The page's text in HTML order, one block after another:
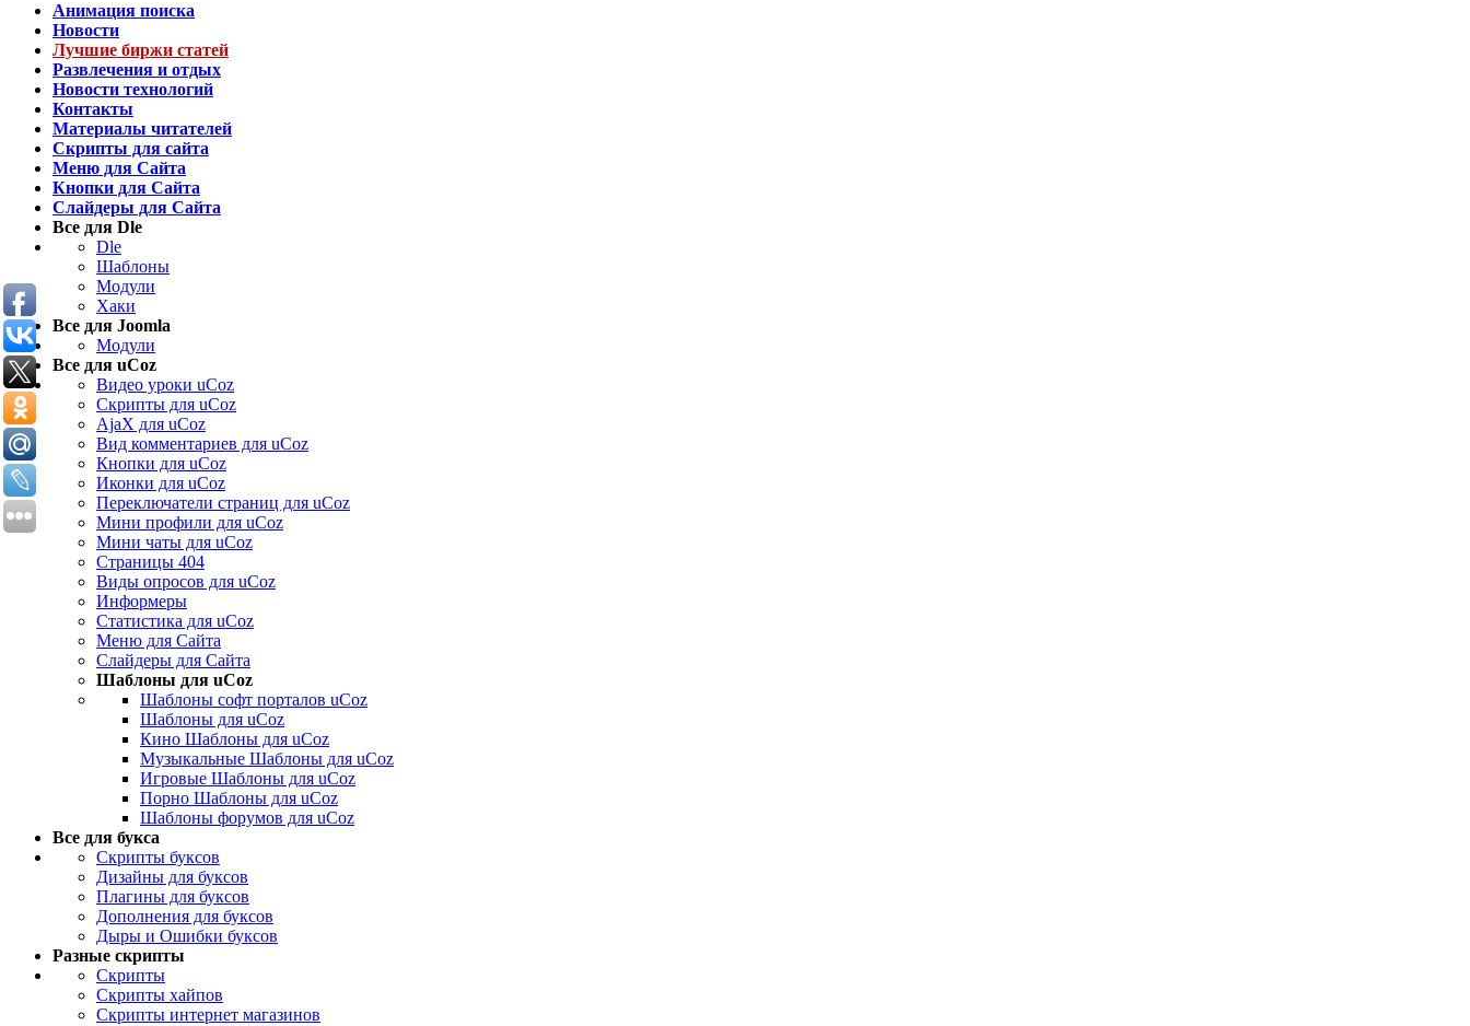
Анимация поиска
Новости
Лучшие биржи статей
Развлечения и отдых
Новости технологий
Контакты
Материалы читателей
Скрипты для сайта
Меню для Сайта
Кнопки для Сайта
Слайдеры для Сайта
Все для Dle
Dle
Шаблоны
Модули
Хаки
Все для Joomla
Модули
Все для uCoz
Видео уроки uCoz
Скрипты для uCoz
AjaX для uCoz
Вид комментариев для uCoz
Кнопки для uCoz
Иконки для uCoz
Переключатели страниц для uCoz
Мини профили для uCoz
Мини чаты для uCoz
Страницы 404
Виды опросов для uCoz
Информеры
Статистика для uCoz
Меню для Сайта
Слайдеры для Сайта
Шаблоны для uCoz
Шаблоны софт порталов uCoz
Шаблоны для uCoz
Кино Шаблоны для uCoz
Музыкальные Шаблоны для uCoz
Игровые Шаблоны для uCoz
Порно Шаблоны для uCoz
Шаблоны форумов для uCoz
Все для букса
Скрипты буксов
Дизайны для буксов
Плагины для буксов
Дополнения для буксов
Дыры и Ошибки буксов
Разные скрипты
Скрипты
Скрипты хайпов
Скрипты интернет магазинов